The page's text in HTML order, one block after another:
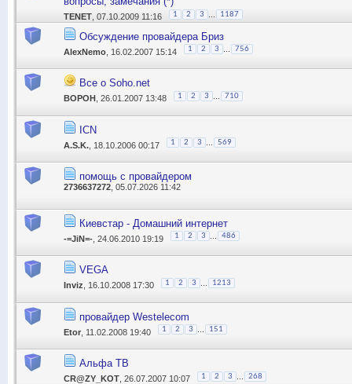
TENET , 07.10.2009 11:16 1 2 3 1187
Обсуждение провайдера Бриз
AlexNemo , 16.02.2007 15:14 1 2 3 ... 756
Все о Soho.net
BOPOH , 26.01.2007 13:48 1 2 3 710
ICN
A.S.K. , 18.10.2006 00:17 1 2 3 569
помощь с провайдером
2736637272 , 05.07.2026 11:42
Киевстар - Домашний интернет
-=JiN=- , 24.06.2010 19:19 1 2 3 486
VEGA
Inviz , 16.10.2008 17:30 1 2 3 1213
провайдер Westelecom
Etor , 11.02.2008 19:40 1 2 3 151
Альфа ТВ
CR@ZY_KOT , 26.07.2007 10:07 1 2 3 268